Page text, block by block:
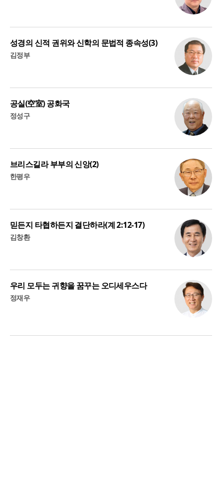
성경의 신적 권위와 신학의 문법적 종속성(3)
김정부
공실(空室) 공화국
정성구
브리스길라 부부의 신앙(2)
한평우
믿든지 타협하든지 결단하라(계 2:12-17)
김창환
우리 모두는 귀향을 꿈꾸는 오디세우스다
정재우